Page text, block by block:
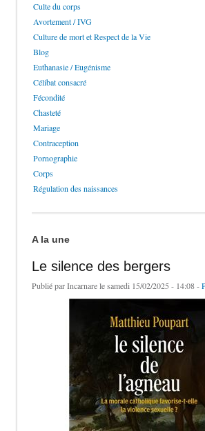
Culte du corps
Avortement / IVG
Culture de mort et Respect de la Vie
Blog
Euthanasie / Eugénisme
Célibat consacré
Fécondité
Chasteté
Mariage
Contraception
Pornographie
Corps
Régulation des naissances
A la une
Le silence des bergers
Publié parIncarnarele samedi 15/02/2025 - 14:08 -